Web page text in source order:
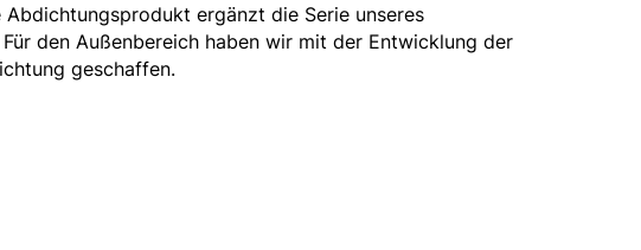
ergänzt die Serie unseres
den Außenbereich haben wir mit der Entwicklung der
geschaffen.